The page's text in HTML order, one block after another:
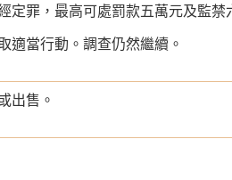
定罪，最高可處罰款五萬元及監禁
適當行動。調查仍然繼續。
出售。